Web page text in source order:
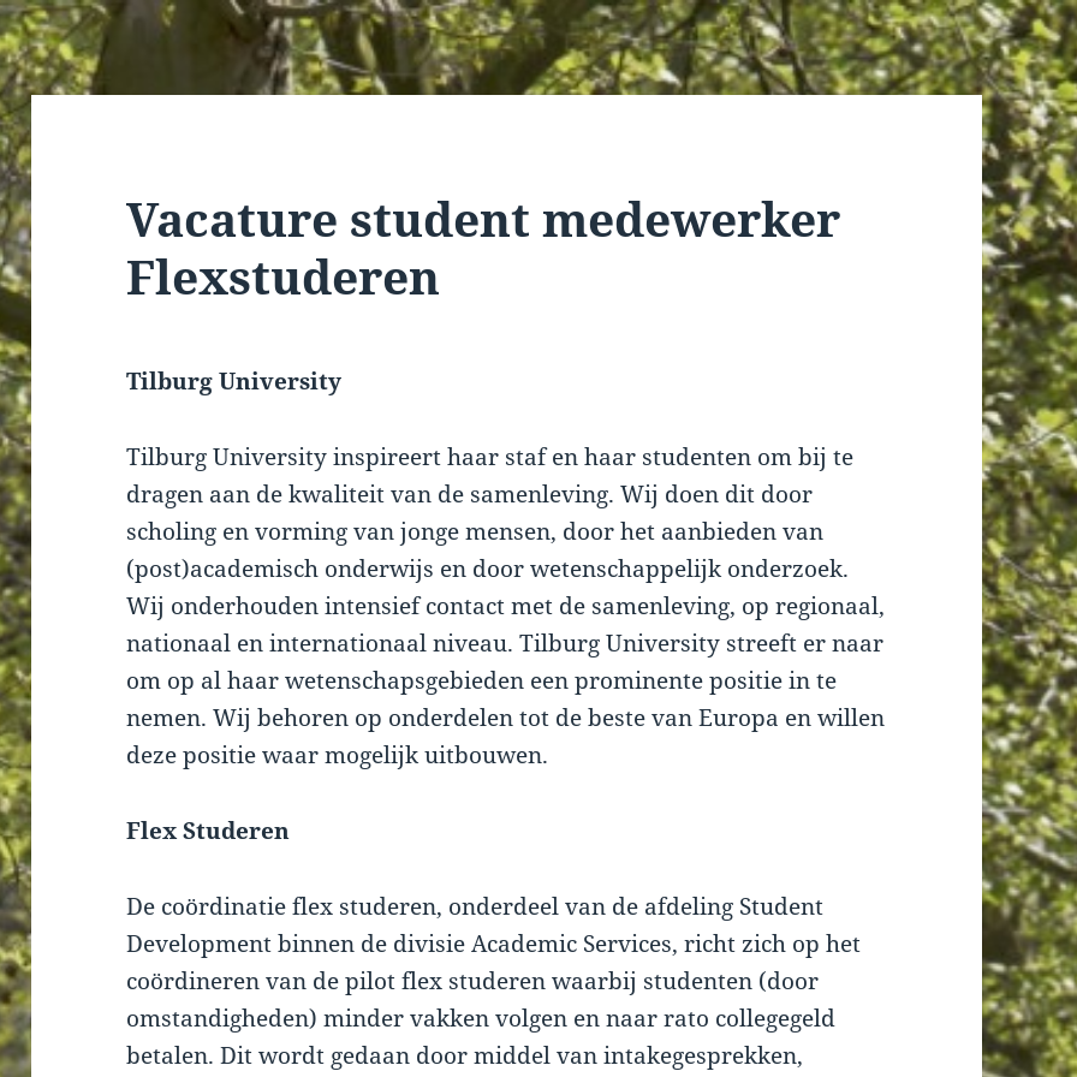
Vacature student medewerker
Flexstuderen
Tilburg University
Tilburg University inspireert haar staf en haar studenten om bij te
dragen aan de kwaliteit van de samenleving. Wij doen dit door
scholing en vorming van jonge mensen, door het aanbieden van
(post)academisch onderwijs en door wetenschappelijk onderzoek.
Wij onderhouden intensief contact met de samenleving, op regionaal,
nationaal en internationaal niveau. Tilburg University streeft er naar
om op al haar wetenschapsgebieden een prominente positie in te
nemen. Wij behoren op onderdelen tot de beste van Europa en willen
deze positie waar mogelijk uitbouwen.
Flex Studeren
De coördinatie flex studeren, onderdeel van de afdeling Student
Development binnen de divisie Academic Services, richt zich op het
coördineren van de pilot flex studeren waarbij studenten (door
omstandigheden) minder vakken volgen en naar rato collegegeld
betalen. Dit wordt gedaan door middel van intakegesprekken,